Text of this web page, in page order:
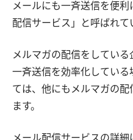
メールにも一斉送信を便
配信サービス」と呼ばれて
メルマガの配信をしてい
一斉送信を効率化してい
ては、他にもメルマガの
ます。
メール配信サービスの詳